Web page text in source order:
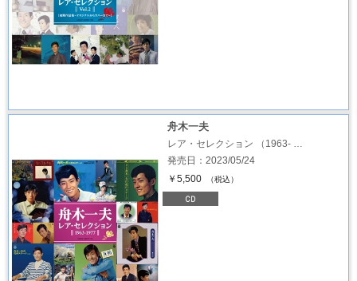
舟木一夫
レア・セレクション （1963- …
発売日：2023/05/24
￥5,500
（税込）